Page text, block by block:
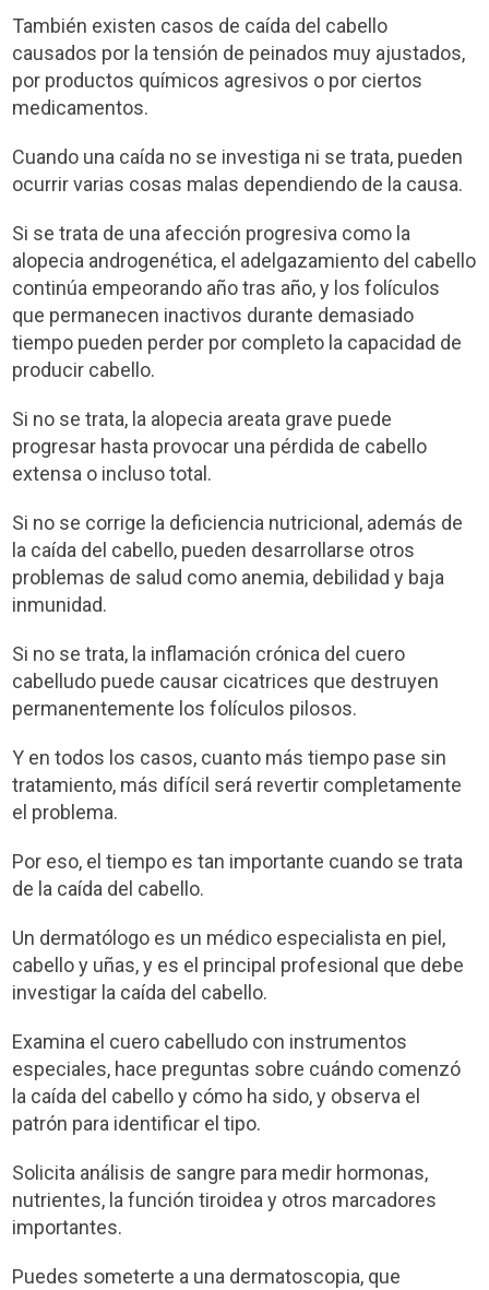
También existen casos de caída del cabello
causados por la tensión de peinados muy ajustados,
por productos químicos agresivos o por ciertos
medicamentos.
Cuando una caída no se investiga ni se trata, pueden
ocurrir varias cosas malas dependiendo de la causa.
Si se trata de una afección progresiva como la
alopecia androgenética, el adelgazamiento del cabello
continúa empeorando año tras año, y los folículos
que permanecen inactivos durante demasiado
tiempo pueden perder por completo la capacidad de
producir cabello.
Si no se trata, la alopecia areata grave puede
progresar hasta provocar una pérdida de cabello
extensa o incluso total.
Si no se corrige la deficiencia nutricional, además de
la caída del cabello, pueden desarrollarse otros
problemas de salud como anemia, debilidad y baja
inmunidad.
Si no se trata, la inflamación crónica del cuero
cabelludo puede causar cicatrices que destruyen
permanentemente los folículos pilosos.
Y en todos los casos, cuanto más tiempo pase sin
tratamiento, más difícil será revertir completamente
el problema.
Por eso, el tiempo es tan importante cuando se trata
de la caída del cabello.
Un dermatólogo es un médico especialista en piel,
cabello y uñas, y es el principal profesional que debe
investigar la caída del cabello.
Examina el cuero cabelludo con instrumentos
especiales, hace preguntas sobre cuándo comenzó
la caída del cabello y cómo ha sido, y observa el
patrón para identificar el tipo.
Solicita análisis de sangre para medir hormonas,
nutrientes, la función tiroidea y otros marcadores
importantes.
Puedes someterte a una dermatoscopia, que